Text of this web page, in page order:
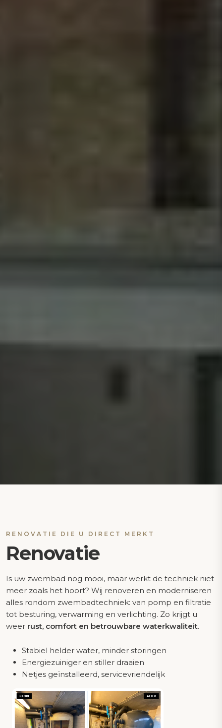
RENOVATIE DIE U DIRECT MERKT
Renovatie
Is uw zwembad nog mooi, maar werkt de techniek niet
meer zoals het hoort? Wij renoveren en moderniseren
alles rondom zwembadtechniek: van pomp en filtratie
tot besturing, verwarming en verlichting. Zo krijgt u
weer rust, comfort en betrouwbare waterkwaliteit.
Stabiel helder water, minder storingen
Energiezuiniger en stiller draaien
Netjes geïnstalleerd, servicevriendelijk